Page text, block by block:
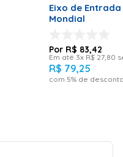
Eixo de
Mondial
R$ 83,42
Em até 3x R$ 27, 80
R$ 79,25
com 5% de